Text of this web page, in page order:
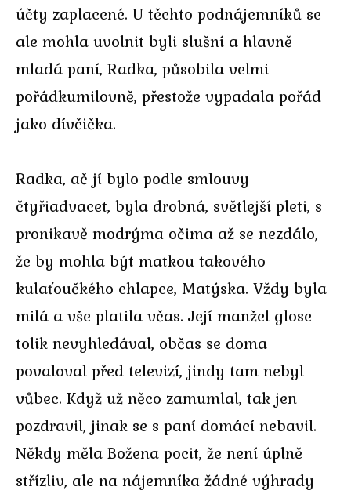
účty zaplacené. U těchto podnájemníků se
ale mohla uvolnit byli slušní a hlavně
mladá paní, Radka, působila velmi
pořádkumilovně, přestože vypadala pořád
jako dívčička.
Radka, ač jí bylo podle smlouvy
čtyřiadvacet, byla drobná, světlejší pleti, s
pronikavě modrýma očima až se nezdálo,
že by mohla být matkou takového
kulaťoučkého chlapce, Matýska. Vždy byla
milá a vše platila včas. Její manžel glose
tolik nevyhledával, občas se doma
povaloval před televizí, jindy tam nebyl
vůbec. Když už něco zamumlal, tak jen
pozdravil, jinak se s paní domácí nebavil.
Někdy měla Božena pocit, že není úplně
střízliv, ale na nájemníka žádné výhrady